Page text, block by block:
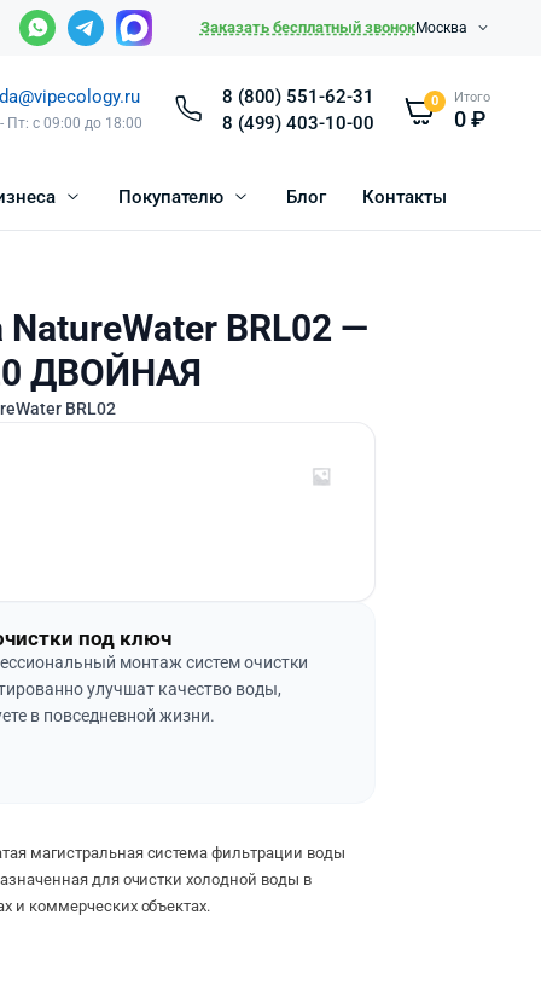
Заказать бесплатный звонокМосква
Пт: с 09:00 до 18:00
8 (800) 551-62-31
8 (499) 403-10-00
0 Итого
0₽
Покупателю Блог Контакты
BRL02 —
ДВОЙНАЯ
BRL02
под ключ
монтаж систем очистки
улучшат качество воды,
в повседневной жизни.
магистральная система фильтрации воды
для очистки холодной воды в
и коммерческих объектах.